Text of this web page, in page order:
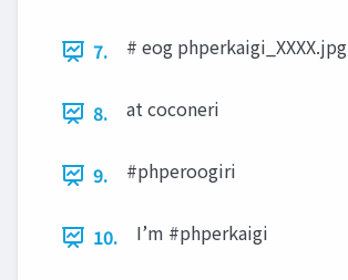
7. # eog phperkaigi_XXXX.jpg
8. at coconeri
9. #phperoogiri
10. I’m #phperkaigi